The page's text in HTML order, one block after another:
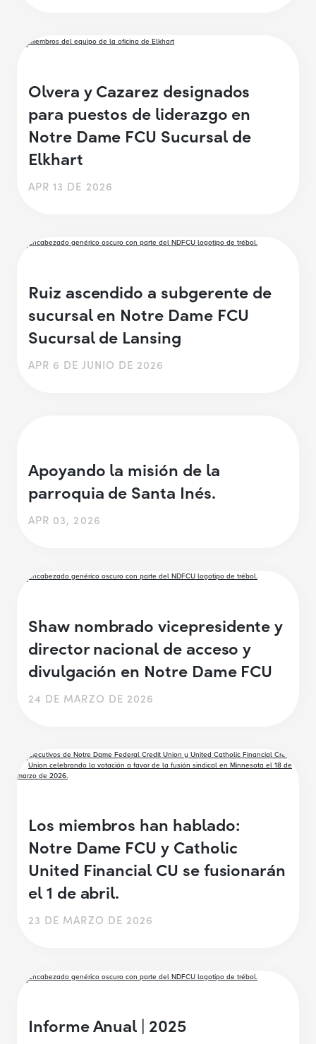
Olvera y Cazarez designados
para puestos de liderazgo en
Notre Dame FCU Sucursal de
Elkhart
APR 13 DE 2026
Ruiz ascendido a subgerente de
sucursal en Notre Dame FCU
Sucursal de Lansing
APR 6 DE JUNIO DE 2026
Apoyando la misión de la
parroquia de Santa Inés.
APR 03, 2026
Shaw nombrado vicepresidente y
director nacional de acceso y
divulgación en Notre Dame FCU
24 DE MARZO DE 2026
Los miembros han hablado:
Notre Dame FCU y Catholic
United Financial CU se fusionarán
el 1 de abril.
23 DE MARZO DE 2026
Informe Anual | 2025